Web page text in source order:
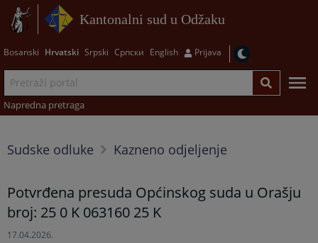
Kantonalni sud u Odžaku
Bosanski Hrvatski Srpski Српски English Prijava
Napredna pretraga
Sudske odluke Kazneno odjeljenje
Potvrđena presuda Općinskog suda u Orašju
broj: 25 0 K 063160 25 K
17.04.2026.